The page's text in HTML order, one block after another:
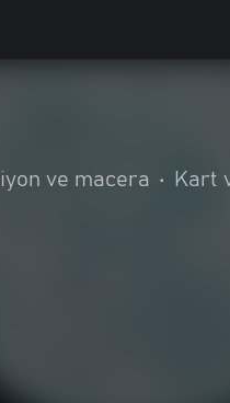
ve macera • Kart